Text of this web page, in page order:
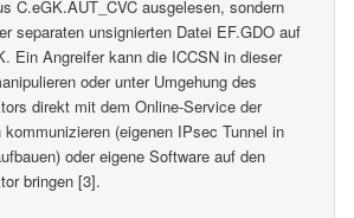
C.eGK.AUT_CVC ausgelesen, sondern
separaten unsignierten Datei EF.GDO auf
Ein Angreifer kann die ICCSN in dieser
oder unter Umgehung des
direkt mit dem Online-Service der
kommunizieren (eigenen IPsec Tunnel in
oder eigene Software auf den
bringen [3].